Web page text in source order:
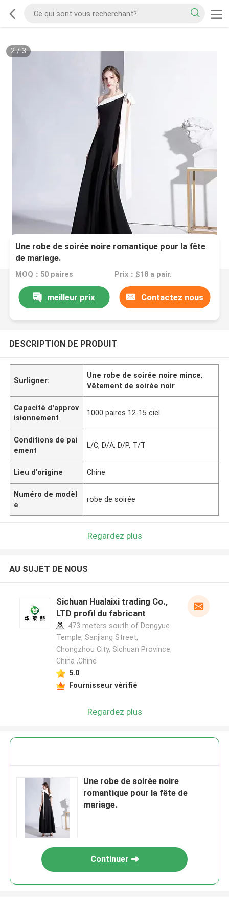
2/3
Une robe de soirée noire romantique pour la fête
de mariage.
MOQ：50 paires Prix：$18 a pair.
meilleur prix Contactez nous
DESCRIPTION DE PRODUIT
Surligner:
Une robe de soirée noire mince,
Vêtement de soirée noir
Capacité d'approv
isionnement
1000 paires 12-15 ciel
Conditions de pai
ement
L/C, D/A, D/P, T/T
Lieu d'origine Chine
Numéro de modèl
e
robe de soirée
Regardez plus
AU SUJET DE NOUS
Sichuan Hualaixi trading Co.,
LTD profil du fabricant
473 meters south of Dongyue
Temple, Sanjiang Street,
Chongzhou City, Sichuan Province,
China ,Chine
5.0
Fournisseur vérifié
Regardez plus
Une robe de soirée noire
romantique pour la fête de
mariage.
Continuer